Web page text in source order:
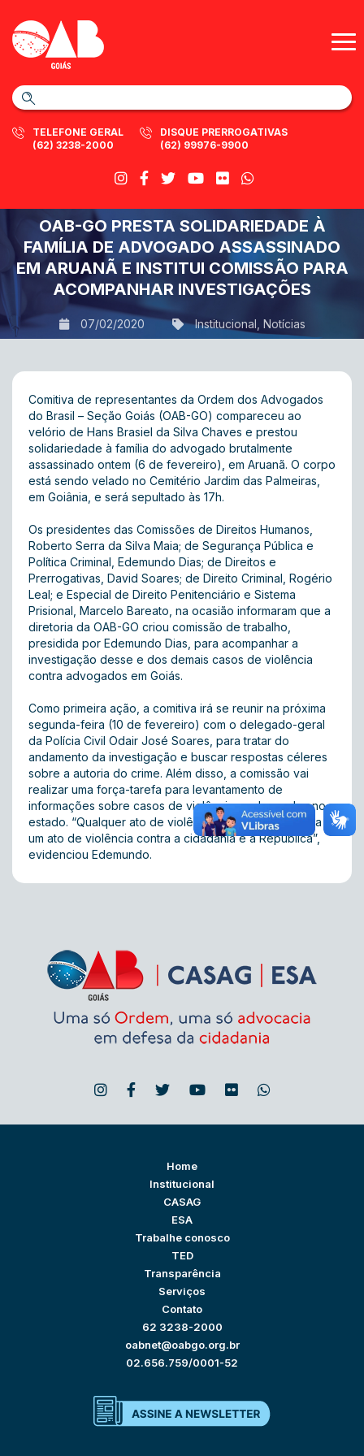
TELEFONE GERAL
(62) 3238-2000
DISQUE PRERROGATIVAS
(62) 99976-9900
OAB-GO PRESTA SOLIDARIEDADE À
FAMÍLIA DE ADVOGADO ASSASSINADO
EM ARUANÃ E INSTITUI COMISSÃO PARA
ACOMPANHAR INVESTIGAÇÕES
07/02/2020 Institucional Notícias
Comitiva de representantes da Ordem dos Advogados
do Brasil – Seção Goiás (OAB-GO) compareceu ao
velório de Hans Brasiel da Silva Chaves e prestou
solidariedade à família do advogado brutalmente
assassinado ontem (6 de fevereiro), em Aruanã. O corpo
está sendo velado no Cemitério Jardim das Palmeiras,
em Goiânia, e será sepultado às 17h.
Os presidentes das Comissões de Direitos Humanos,
Roberto Serra da Silva Maia; de Segurança Pública e
Política Criminal, Edemundo Dias; de Direitos e
Prerrogativas, David Soares; de Direito Criminal, Rogério
Leal; e Especial de Direito Penitenciário e Sistema
Prisional, Marcelo Bareato, na ocasião informaram que a
diretoria da OAB-GO criou comissão de trabalho,
presidida por Edemundo Dias, para acompanhar a
investigação desse e dos demais casos de violência
contra advogados em Goiás.
Como primeira ação, a comitiva irá se reunir na próxima
segunda-feira (10 de fevereiro) com o delegado-geral
da Polícia Civil Odair José Soares, para tratar do
andamento da investigação e buscar respostas céleres
sobre a autoria do crime. Além disso, a comissão vai
realizar uma força-tarefa para levantamento de
informações sobre casos de violência a advogados no
estado. “Qualquer ato de violência contra a advocacia é
um ato de violência contra a cidadania e a República”,
evidenciou Edemundo.
Home
Institucional
CASAG
ESA
Trabalhe conosco
TED
Transparência
Serviços
Contato
62 3238-2000
oabnet@oabgo.org.br
02.656.759/0001-52